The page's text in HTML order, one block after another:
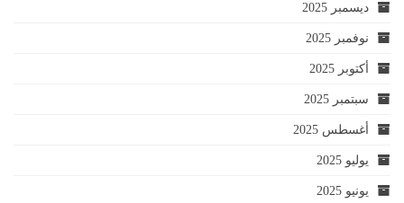
ديسمبر 2025
نوفمبر 2025
أكتوبر 2025
سبتمبر 2025
أغسطس 2025
يوليو 2025
يونيو 2025